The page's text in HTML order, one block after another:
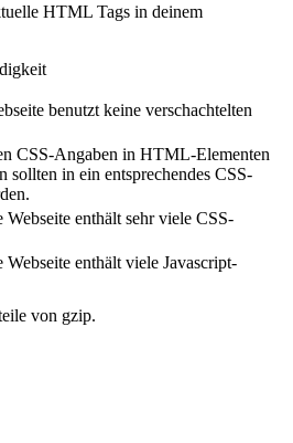
HTML Tags in deinem
benutzt keine verschachtelten
CSS-Angaben in HTML-Elementen
sollten in ein entsprechendes CSS-
enthält sehr viele CSS-
enthält viele Javascript-
von gzip.